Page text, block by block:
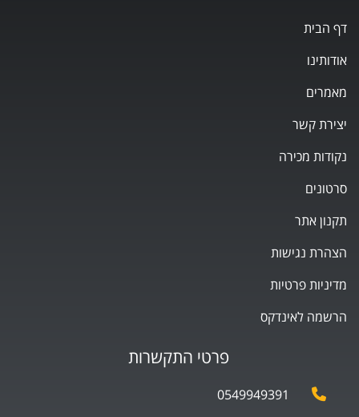
פרטי התקשרות
0549949391
דף הבית
אודותינו
מאמרים
יצירת קשר
נקודות מכירה
סרטונים
תקנון אתר
הצהרת נגישות
מדיניות פרטיות
הרשמה לאינדקס